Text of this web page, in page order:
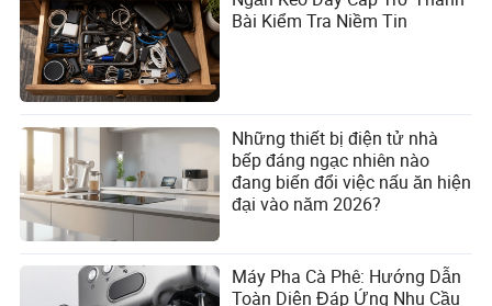
Bài Kiểm Tra Niềm Tin
Những thiết bị điện tử nhà
bếp đáng ngạc nhiên nào
đang biến đổi việc nấu ăn hiện
đại vào năm 2026?
Máy Pha Cà Phê: Hướng Dẫn
Toàn Diện Đáp Ứng Nhu Cầu